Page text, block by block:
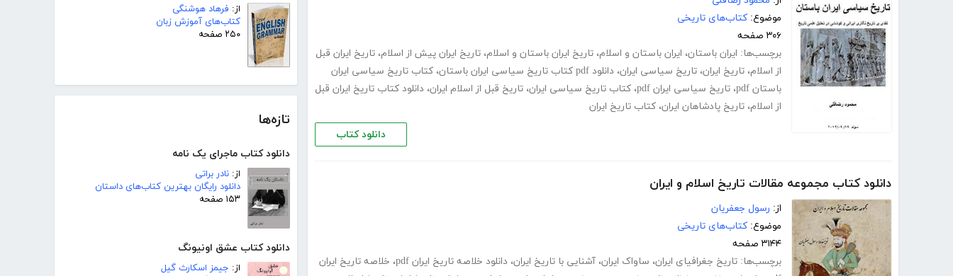
از: فرهاد هوشنگی
کتاب‌های آموزش زبان
۲۵۰ صفحه
تازه‌ها
دانلود کتاب ماجرای یک نامه
از: نادر براتی
دانلود رایگان بهترین کتاب‌های داستان
۱۵۳ صفحه
دانلود کتاب عشق اونیونگ
از: جیمز اسکارث گیل
موضوع: کتاب‌های تاریخی
۳۰۶ صفحه
برچسب‌ها: ایران باستان، ایران باستان و اسلام، تاریخ ایران باستان و اسلام، تاریخ ایران پیش از اسلام، تاریخ ایران قبل
از اسلام، تاریخ ایران، تاریخ سیاسی ایران، دانلود pdf کتاب تاریخ سیاسی ایران باستان ، کتاب تاریخ سیاسی ایران
باستان pdf
، تاریخ سیاسی ایران pdf ، کتاب تاریخ سیاسی ایران، تاریخ قبل از اسلام ایران، دانلود کتاب تاریخ ایران قبل
از اسلام، تاریخ پادشاهان ایران، کتاب تاریخ ایران
دانلود کتاب
دانلود کتاب مجموعه مقالات تاریخ اسلام و ایران
از: رسول جعفریان
موضوع: کتاب‌های تاریخی
۳۱۴۴ صفحه
برچسب‌ها: تاریخ جغرافیای ایران، ساواک ایران، آشنایی با تاریخ ایران، دانلود خلاصه تاریخ ایران pdf ، خلاصه تاریخ ایران